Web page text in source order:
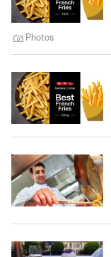
Photos